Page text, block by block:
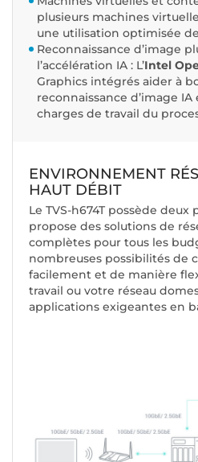
plusieurs machines
une utilisation optimisée
Reconnaissance d’image
l’accélération IA : L’Intel
Graphics intégrés aider à
reconnaissance d’image
charges de travail du
ENVIRONNEMENT
HAUT DÉBIT
Le TVS-h674T possède deux
propose des solutions de
complètes pour tous les
nombreuses possibilités de
facilement et de manière
travail ou votre réseau
applications exigeantes en